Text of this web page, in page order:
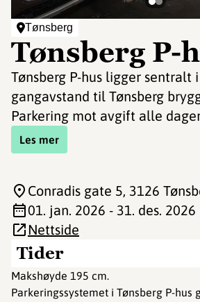
Tønsberg
Tønsberg P-
Tønsberg P-hus ligger sentralt
gangavstand til Tønsberg
Parkering mot avgift alle
Les mer
Tider
Makshøyde 195 cm.
Parkeringssystemet i Tønsberg P-hus
Conradis gate 5, 3126
01. jan. 2026 - 31. des. 2026
Nettside